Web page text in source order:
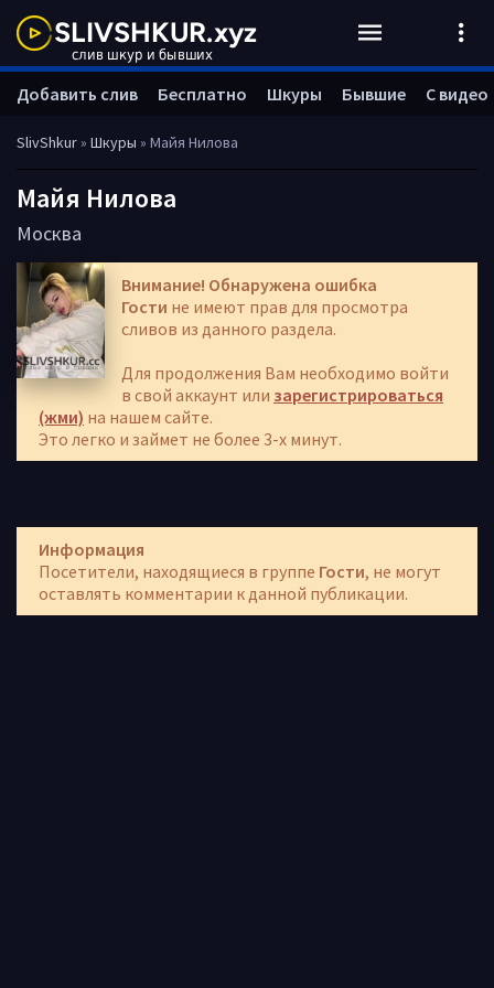
SlivShkur» Шкуры » Майя Нилова
Майя Нилова
Москва
Внимание! Обнаружена ошибка
Гости не имеют прав для просмотра
сливов из данного раздела.
Для продолжения Вам необходимо войти
в свой аккаунт или зарегистрироваться
(жми) на нашем сайте.
Это легко и займет не более 3-х минут.
Информация
Посетители, находящиеся в группе Гости, не могут
оставлять комментарии к данной публикации.
Добавить слив Бесплатно Шкуры Бывшие С видео